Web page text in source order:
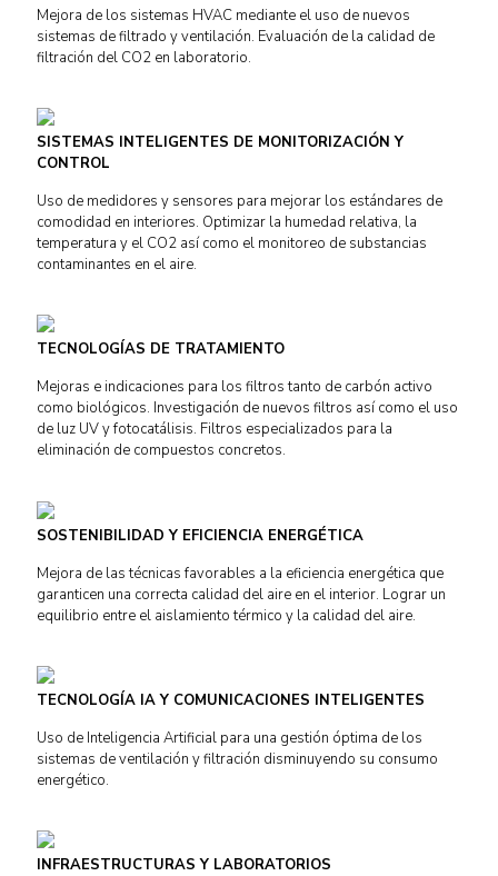
Mejora de los sistemas HVAC mediante el uso de nuevos
sistemas de filtrado y ventilación. Evaluación de la calidad de
filtración del CO2 en laboratorio.
SISTEMAS INTELIGENTES DE MONITORIZACIÓN Y
CONTROL
Uso de medidores y sensores para mejorar los estándares de
comodidad en interiores. Optimizar la humedad relativa, la
temperatura y el CO2 así como el monitoreo de substancias
contaminantes en el aire.
TECNOLOGÍAS DE TRATAMIENTO
Mejoras e indicaciones para los filtros tanto de carbón activo
como biológicos. Investigación de nuevos filtros así como el uso
de luz UV y fotocatálisis. Filtros especializados para la
eliminación de compuestos concretos.
SOSTENIBILIDAD Y EFICIENCIA ENERGÉTICA
Mejora de las técnicas favorables a la eficiencia energética que
garanticen una correcta calidad del aire en el interior. Lograr un
equilibrio entre el aislamiento térmico y la calidad del aire.
TECNOLOGÍA IA Y COMUNICACIONES INTELIGENTES
Uso de Inteligencia Artificial para una gestión óptima de los
sistemas de ventilación y filtración disminuyendo su consumo
energético.
INFRAESTRUCTURAS Y LABORATORIOS